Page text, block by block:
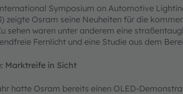
Symposium on Automotive
zeigte Osram seine Neuheiten für die
sehen waren unter anderem eine
Fernlicht und eine Studie aus dem
Marktreife in Sicht
hatte Osram bereits einen OLED-